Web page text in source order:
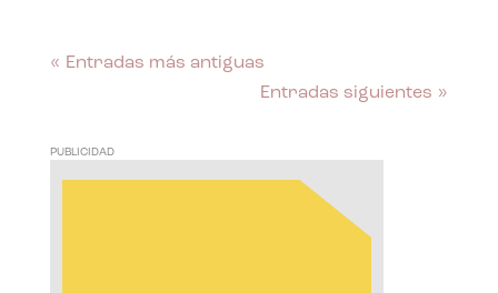
« Entradas más antiguas
Entradas siguientes »
PUBLICIDAD